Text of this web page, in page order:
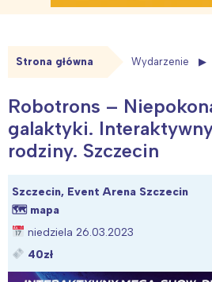
Strona główna Wydarzenie
Robotrons –
galaktyki.
rodziny. Szczecin
Szczecin, Event Arena Szczecin
🗺 mapa
niedziela 26.03.2023
40zł